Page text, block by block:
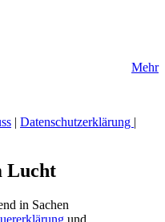
Mehr
| Datenschutzerklärung |
Lucht
in Sachen
und